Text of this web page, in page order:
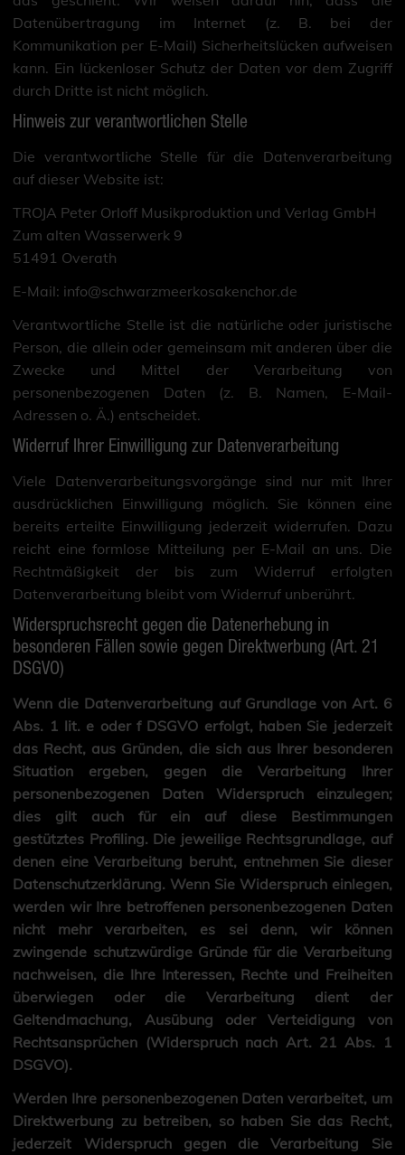
Datenübertragung im Internet (z. B. bei der
Kommunikation per E-Mail) Sicherheitslücken aufweisen
kann. Ein lückenloser Schutz der Daten vor dem Zugriff
durch Dritte ist nicht möglich.
Hinweis zur verantwortlichen Stelle
Die verantwortliche Stelle für die Datenverarbeitung
auf dieser Website ist:
TROJA Peter Orloff Musikproduktion und Verlag GmbH
Zum alten Wasserwerk 9
51491 Overath
E-Mail: info@schwarzmeerkosakenchor.de
Verantwortliche Stelle ist die natürliche oder juristische
Person, die allein oder gemeinsam mit anderen über die
Zwecke und Mittel der Verarbeitung von
personenbezogenen Daten (z. B. Namen, E-Mail-
Adressen o. Ä.) entscheidet.
Widerruf Ihrer Einwilligung zur Datenverarbeitung
Viele Datenverarbeitungsvorgänge sind nur mit Ihrer
ausdrücklichen Einwilligung möglich. Sie können eine
bereits erteilte Einwilligung jederzeit widerrufen. Dazu
reicht eine formlose Mitteilung per E-Mail an uns. Die
Rechtmäßigkeit der bis zum Widerruf erfolgten
Datenverarbeitung bleibt vom Widerruf unberührt.
Widerspruchsrecht gegen die Datenerhebung in
besonderen Fällen sowie gegen Direktwerbung (Art. 21
DSGVO)
Wenn die Datenverarbeitung auf Grundlage von Art. 6
Abs. 1 lit. e oder f DSGVO erfolgt, haben Sie jederzeit
das Recht, aus Gründen, die sich aus Ihrer besonderen
Situation ergeben, gegen die Verarbeitung Ihrer
personenbezogenen Daten Widerspruch einzulegen;
dies gilt auch für ein auf diese Bestimmungen
gestütztes Profiling. Die jeweilige Rechtsgrundlage, auf
denen eine Verarbeitung beruht, entnehmen Sie dieser
Datenschutzerklärung. Wenn Sie Widerspruch einlegen,
werden wir Ihre betroffenen personenbezogenen Daten
nicht mehr verarbeiten, es sei denn, wir können
zwingende schutzwürdige Gründe für die Verarbeitung
nachweisen, die Ihre Interessen, Rechte und Freiheiten
überwiegen oder die Verarbeitung dient der
Geltendmachung, Ausübung oder Verteidigung von
Rechtsansprüchen (Widerspruch nach Art. 21 Abs. 1
DSGVO).
Werden Ihre personenbezogenen Daten verarbeitet, um
Direktwerbung zu betreiben, so haben Sie das Recht,
jederzeit Widerspruch gegen die Verarbeitung Sie